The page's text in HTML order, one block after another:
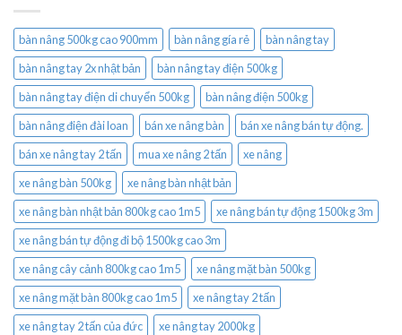
bàn nâng 500kg cao 900mm bàn nâng gía rẻ
bàn nâng tay
bàn nâng tay 2x nhật bản
bàn nâng tay điện 500kg
bàn nâng tay điện di chuyển 500kg
bàn nâng điện 500kg
bàn nâng điện đài loan
bán xe nâng bàn
bán xe nâng bán tự động.
bán xe nâng tay 2 tấn
mua xe nâng 2 tấn
xe nâng
xe nâng bàn 500kg
xe nâng bàn nhật bản
xe nâng bàn nhật bản 800kg cao 1m5
xe nâng bán tự động 1500kg 3m
xe nâng bán tự động đi bộ 1500kg cao 3m
xe nâng cây cảnh 800kg cao 1m5
xe nâng mặt bàn 500kg
xe nâng mặt bàn 800kg cao 1m5
xe nâng tay 2 tấn
xe nâng tay 2 tấn của đức
xe nâng tay 2000kg